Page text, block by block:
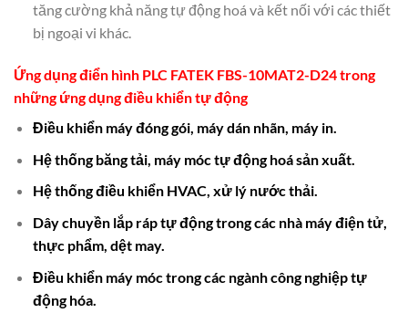
tăng cường khả năng tự động hoá và kết nối với các thiết
bị ngoại vi khác.
Ứng dụng điển hình PLC FATEK FBS-10MAT2-D24trong
những ứng dụngđiều khiển tự động
Điều khiển máy đóng gói, máy dán nhãn, máy in.
Hệ thống băng tải, máy móc tự động hoá sản xuất.
Hệ thống điều khiển HVAC, xử lý nước thải.
Dây chuyền lắp ráp tự động trong các nhà máy điện tử,
thực phẩm, dệt may.
Điều khiển máy móc trong các ngành công nghiệp tự
động hóa.